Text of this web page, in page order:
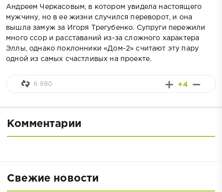
Андреем Черкасовым, в котором увидела настоящего
мужчину, но в ее жизни случился переворот, и она
вышла замуж за Игоря Трегубенко. Супруги пережили
много ссор и расставаний из-за сложного характера
Эллы, однако поклонники «Дом-2» считают эту пару
одной из самых счастливых на проекте.
+4
6 980
Комментарии
Свежие новости